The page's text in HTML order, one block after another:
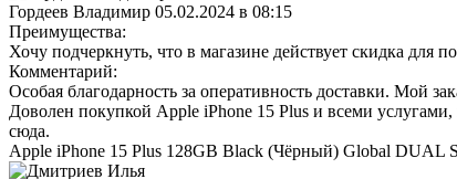
Гордеев Владимир 05.02.2024 в 08:15
Преимущества:
Хочу подчеркнуть, что в магазине действует скидка для
Комментарий:
Особая благодарность за оперативность доставки. Мой
Доволен покупкой Apple iPhone 15 Plus и всеми
сюда.
Apple iPhone 15 Plus 128GB Black (Чёрный) Global DUAL